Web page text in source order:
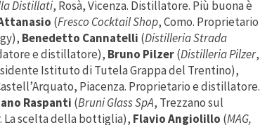
Distillati, Rosà, Vicenza. Distillatore. Più buona è
(Fresco Cocktail Shop, Como. Proprietario
Benedetto Cannatelli (Distilleria Strada
e distillatore), Bruno Pilzer(Distilleria Pilzer,
Istituto di Tutela Grappa del Trentino),
Piacenza. Proprietario e distillatore.
Raspanti (Bruni Glass SpA, Trezzano sul
La scelta della bottiglia), Flavio Angiolillo (MAG,